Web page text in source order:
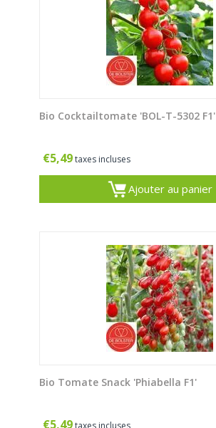
Bio Cocktailtomate 'BOL-T-5302 F1'
€5,49taxes incluses
Ajouter au panier
Bio Tomate Snack 'Phiabella F1'
€5,49